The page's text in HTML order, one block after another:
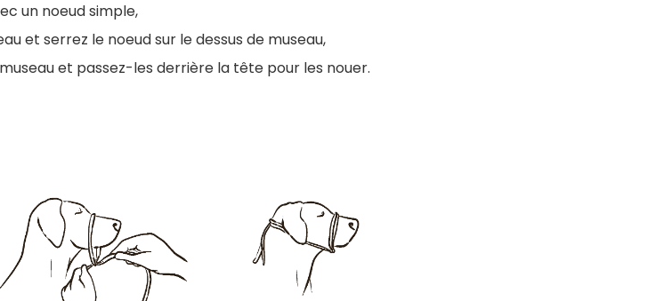
un noeud simple,
et serrez le noeud sur le dessus de museau,
et passez-les derrière la tête pour les nouer.